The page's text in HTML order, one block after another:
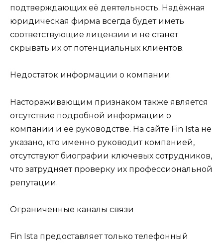
подтверждающих её деятельность. Надёжная
юридическая фирма всегда будет иметь
соответствующие лицензии и не станет
скрывать их от потенциальных клиентов.
Недостаток информации о компании
Настораживающим признаком также является
отсутствие подробной информации о
компании и её руководстве. На сайте Fin Ista не
указано, кто именно руководит компанией,
отсутствуют биографии ключевых сотрудников,
что затрудняет проверку их профессиональной
репутации.
Ограниченные каналы связи
Fin Ista предоставляет только телефонный